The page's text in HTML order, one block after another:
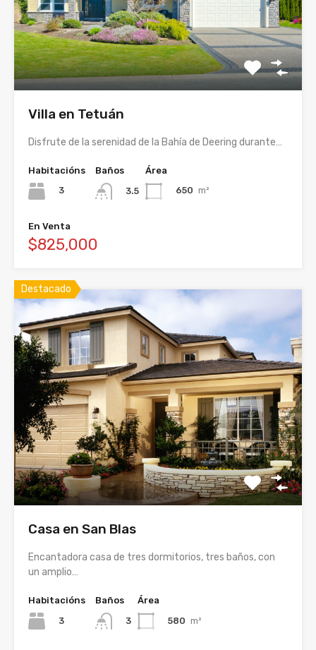
Villa en Tetuán
Disfrute de la serenidad de la Bahía de Deering durante…
Habitacións
3
Baños
3.5
Área
650 m²
En Venta
$825,000
Destacado
Casa en San Blas
Encantadora casa de tres dormitorios, tres baños, con
un amplio…
Habitacións
3
Baños
3
Área
580 m²